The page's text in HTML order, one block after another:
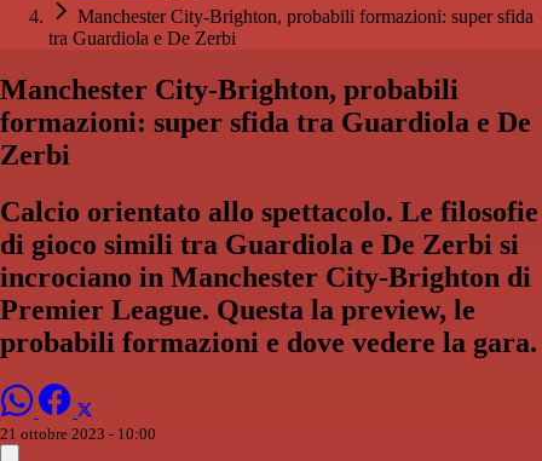
Manchester City-Brighton, probabili formazioni: super sfida
tra Guardiola e De Zerbi
Manchester City-Brighton, probabili
formazioni: super sfida tra Guardiola e De
Zerbi
Calcio orientato allo spettacolo. Le filosofie
di gioco simili tra Guardiola e De Zerbi si
incrociano in Manchester City-Brighton di
Premier League. Questa la preview, le
probabili formazioni e dove vedere la gara.
21 ottobre 2023 - 10:00